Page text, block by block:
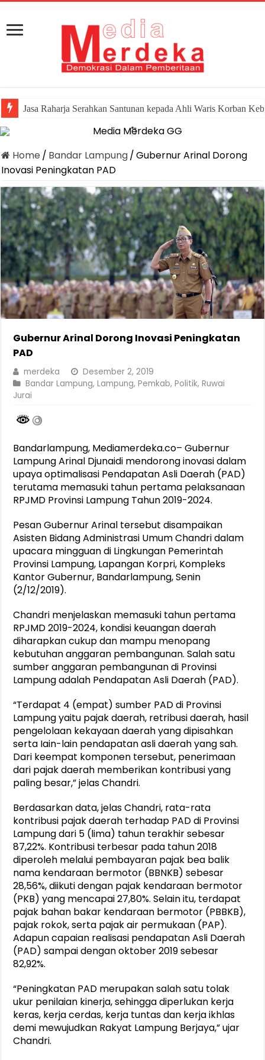
Jasa Raharja Serahkan Santunan kepada Ahli Waris Korban
Home / Bandar Lampung/Gubernur Arinal Dorong
Inovasi Peningkatan PAD
Gubernur Arinal Dorong Inovasi Peningkatan
PAD
merdeka
Desember 2, 2019
Bandar Lampung,Lampung,Pemkab,Politik,Ruwai
Jurai
Bandarlampung, Mediamerdeka.co– Gubernur
Lampung Arinal Djunaidi mendorong inovasi dalam
upaya optimalisasi Pendapatan Asli Daerah (PAD)
terutama memasuki tahun pertama pelaksanaan
RPJMD Provinsi Lampung Tahun 2019-2024.
Pesan Gubernur Arinal tersebut disampaikan
Asisten Bidang Administrasi Umum Chandri dalam
upacara mingguan di Lingkungan Pemerintah
Provinsi Lampung, Lapangan Korpri, Kompleks
Kantor Gubernur, Bandarlampung, Senin
(2/12/2019).
Chandri menjelaskan memasuki tahun pertama
RPJMD 2019-2024, kondisi keuangan daerah
diharapkan cukup dan mampu menopang
kebutuhan anggaran pembangunan. Salah satu
sumber anggaran pembangunan di Provinsi
Lampung adalah Pendapatan Asli Daerah (PAD).
“Terdapat 4 (empat) sumber PAD di Provinsi
Lampung yaitu pajak daerah, retribusi daerah, hasil
pengelolaan kekayaan daerah yang dipisahkan
serta Iain-lain pendapatan asli daerah yang sah.
Dari keempat komponen tersebut, penerimaan
dari pajak daerah memberikan kontribusi yang
paling besar,” jelas Chandri.
Berdasarkan data, jelas Chandri, rata-rata
kontribusi pajak daerah terhadap PAD di Provinsi
Lampung dari 5 (lima) tahun terakhir sebesar
87,22%. Kontribusi terbesar pada tahun 2018
diperoleh melalui pembayaran pajak bea balik
nama kendaraan bermotor (BBNKB) sebesar
28,56%, diikuti dengan pajak kendaraan bermotor
(PKB) yang mencapai 27,80%. Selain itu, terdapat
pajak bahan bakar kendaraan bermotor (PBBKB),
pajak rokok, serta pajak air permukaan (PAP).
Adapun capaian realisasi pendapatan Asli Daerah
(PAD) sampai dengan oktober 2019 sebesar
82,92%.
“Peningkatan PAD merupakan salah satu tolak
ukur penilaian kinerja, sehingga diperlukan kerja
keras, kerja cerdas, kerja tuntas dan kerja ikhlas
demi mewujudkan Rakyat Lampung Berjaya,” ujar
Chandri.